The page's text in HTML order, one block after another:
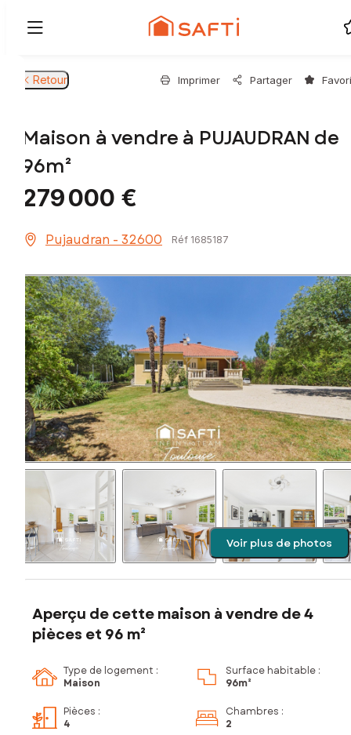
Retour Imprimer Partager
Maison à vendre à PUJAUDRAN de
96m²
279 000 €
Pujaudran - 32600 Réf 1685187
Voir plus de photos
Aperçu de cette maison à vendre de 4
pièces et 96 m²
Type de logement :
Maison
Surface habitable :
96m²
Pièces :
4
Chambres :
2